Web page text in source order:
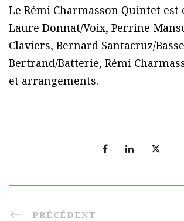
Le Rémi Charmasson Quintet est
Laure Donnat/Voix, Perrine
Claviers, Bernard Santacruz/
Bertrand/Batterie, Rémi
et arrangements.
PRÉCÉDENT